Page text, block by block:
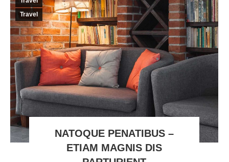
Travel
NATOQUE PENATIBUS –
ETIAM MAGNIS DIS